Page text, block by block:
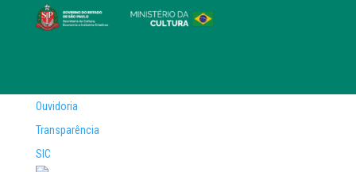
Ouvidoria
Transparência
SIC